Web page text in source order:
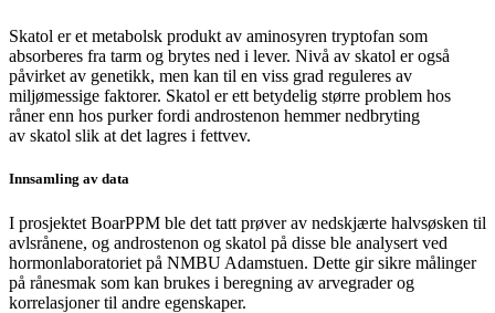
Skatol er et metabolsk produkt av aminosyren tryptofan som
absorberes fra tarm og brytes ned i lever. Nivå av skatol er også
påvirket av genetikk, men kan til en viss grad reguleres av
miljømessige faktorer. Skatol er ett betydelig større problem hos
råner enn hos purker fordi androstenon hemmer nedbryting
av skatol slik at det lagres i fettvev.
Innsamling av data
I prosjektet BoarPPM ble det tatt prøver av nedskjærte halvsøsken til
avlsrånene, og androstenon og skatol på disse ble analysert ved
hormonlaboratoriet på NMBU Adamstuen. Dette gir sikre målinger
på rånesmak som kan brukes i beregning av arvegrader og
korrelasjoner til andre egenskaper.